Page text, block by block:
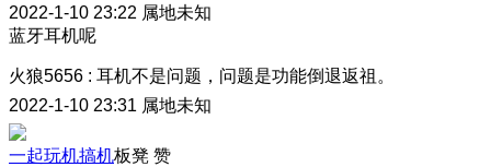
2022-1-10 23:22 属地未知
蓝牙耳机呢
火狼5656 : 耳机不是问题，问题是功能倒退返祖。
2022-1-10 23:31 属地未知
一起玩机搞机板凳 赞